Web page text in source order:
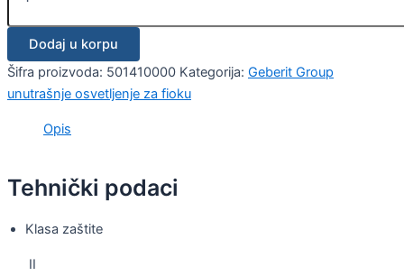
Dodaj u korpu
Šifra proizvoda: 501410000 Kategorija: Geberit Group
unutrašnje osvetljenje za fioku
Opis
Tehnički podaci
Klasa zaštite
II